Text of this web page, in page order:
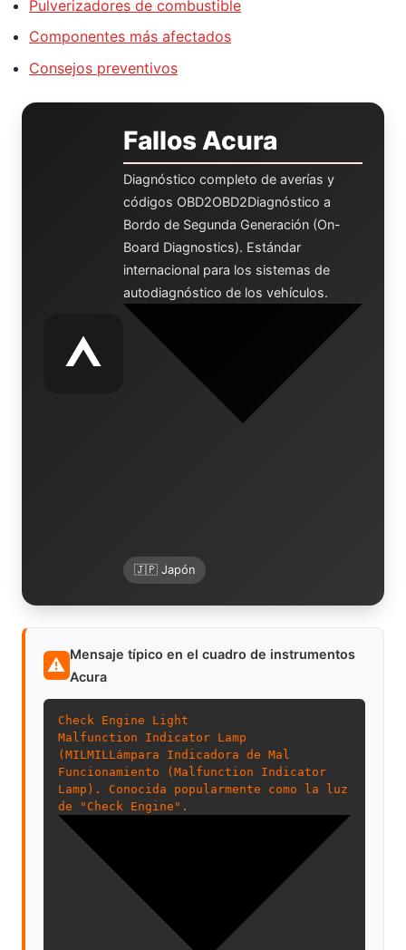
Pulverizadores de combustible
Componentes más afectados
Consejos preventivos
Fallos Acura
Diagnóstico completo de averías y
códigos OBD2OBD2Diagnóstico a
Bordo de Segunda Generación (On-
Board Diagnostics). Estándar
internacional para los sistemas de
autodiagnóstico de los vehículos.
🇯🇵 Japón
⚠ Mensaje típico en el cuadro de instrumentos
Acura
Check Engine Light
Malfunction Indicator Lamp
( MILMILLámpara Indicadora de Mal
Funcionamiento (Malfunction Indicator
Lamp). Conocida popularmente como la luz
de "Check Engine".